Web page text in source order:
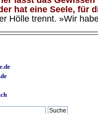
hat eine Seele, für
Hölle trennt. »Wir